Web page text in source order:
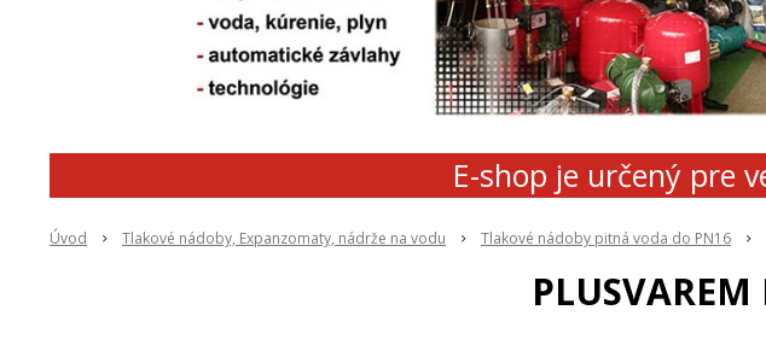
E-shop je určený pre
Úvod Tlakové nádoby, Expanzomaty, nádrže na vodu Tlakové nádoby pitná voda do PN16